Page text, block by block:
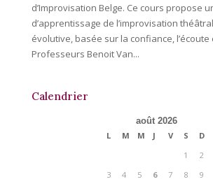
d’Improvisation Belge. Ce cours propose
d’apprentissage de l’improvisation
évolutive, basée sur la confiance,
Professeurs Benoit Van...
Calendrier
août 2026
L
M M J V S
D
1
2
3
4 5 6 7 8 9